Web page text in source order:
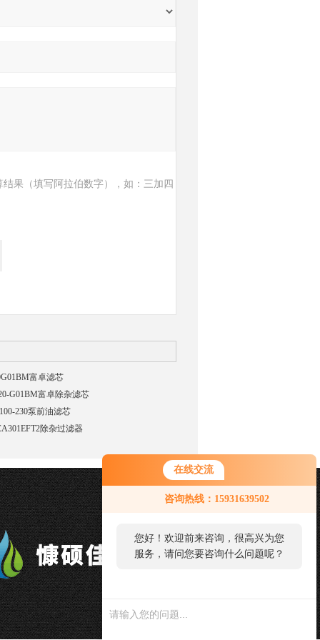
在线交流
咨询热线：15931639502
您好！欢迎前来咨询，很高兴为您
服务，请问您要咨询什么问题呢？
结果（填写阿拉伯数字），如：三加四
富卓滤芯
G01BM富卓除杂滤芯
230泵前油滤芯
除杂过滤器